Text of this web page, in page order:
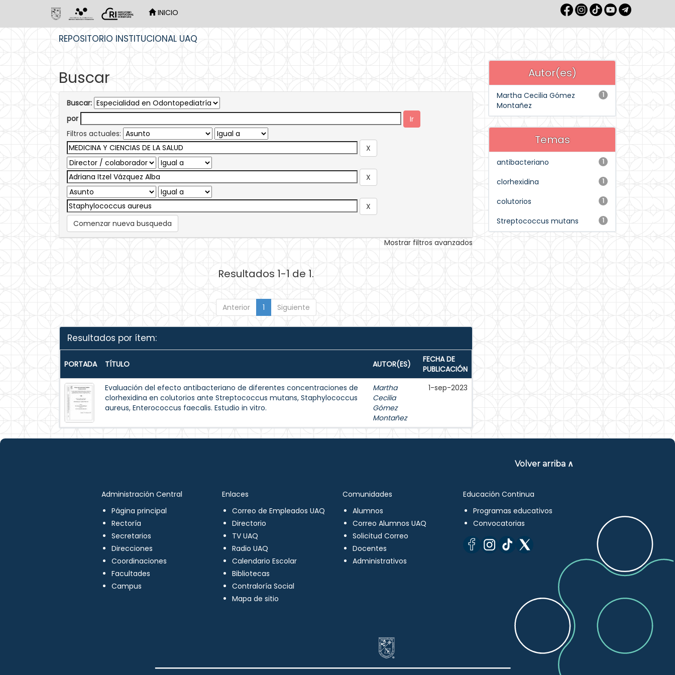
INICIO
REPOSITORIO INSTITUCIONAL UAQ
Buscar
Buscar:
por
Filtros actuales:
Comenzar nueva busqueda
Mostrar filtros avanzados
Resultados 1-1 de 1.
Anterior 1 Siguiente
Resultados por ítem:
PORTADA TÍTULO AUTOR(ES)
FECHA DE
PUBLICACIÓN
Evaluación del efecto antibacteriano de diferentes concentraciones de
clorhexidina en colutorios ante Streptococcus mutans, Staphylococcus
aureus, Enterococcus faecalis. Estudio in vitro.
Martha
Cecilia
Gómez
Montañez
1-sep-2023
Autor(es)
1
Martha Cecilia Gómez
Montañez
Temas
1
antibacteriano
1
clorhexidina
1
colutorios
1
Streptococcus mutans
Volver arriba ∧
Administración Central
Página principal
Rectoría
Secretarios
Direcciones
Coordinaciones
Facultades
Campus
Enlaces
Correo de Empleados UAQ
Directorio
TV UAQ
Radio UAQ
Calendario Escolar
Bibliotecas
Contraloría Social
Mapa de sitio
Comunidades
Alumnos
Correo Alumnos UAQ
Solicitud Correo
Docentes
Administrativos
Educación Continua
Programas educativos
Convocatorias